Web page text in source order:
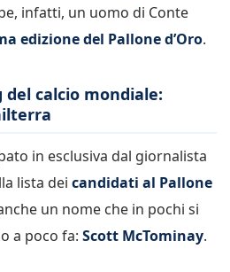
infatti, un uomo di Conte
edizione del Pallone d’Oro.
calcio mondiale:
in esclusiva dal giornalista
lista dei candidati al Pallone
un nome che in pochi si
a poco fa: Scott McTominay.